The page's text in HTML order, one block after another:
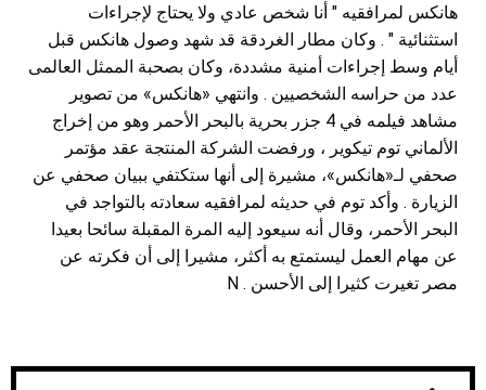
هانكس لمرافقيه " أنا شخص عادي ولا يحتاج لإجراءات
استثنائية " . وكان مطار الغردقة قد شهد وصول هانكس قبل
أيام وسط إجراءات أمنية مشددة، وكان بصحبة الممثل العالمى
عدد من حراسه الشخصيين . وانتهي «هانكس» من تصوير
مشاهد فيلمه في 4 جزر بحرية بالبحر الأحمر وهو من إخراج
الألماني توم تيكوير ، ورفضت الشركة المنتجة عقد مؤتمر
صحفي لـ«هانكس»، مشيرة إلى أنها ستكتفي ببيان صحفي عن
الزيارة . وأكد توم في حديثه لمرافقيه سعادته بالتواجد في
البحر الأحمر، وقال أنه سيعود إليه المرة المقبلة سائحا بعيدا
عن مهام العمل ليستمتع به أكثر، مشيرا إلى أن فكرته عن
مصر تغيرت كثيرا إلى الأحسن . N